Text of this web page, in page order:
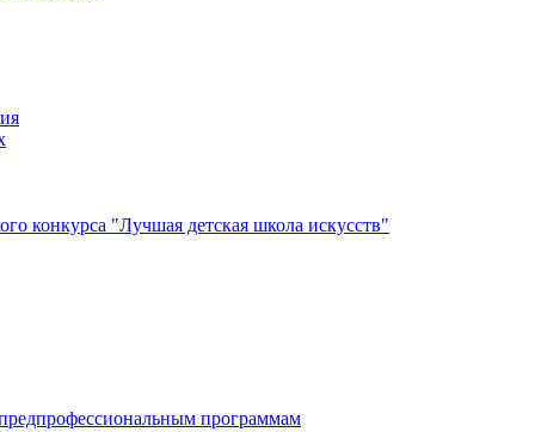
конкурса "Лучшая детская школа искусств"
дополнительным предпрофессиональным программам